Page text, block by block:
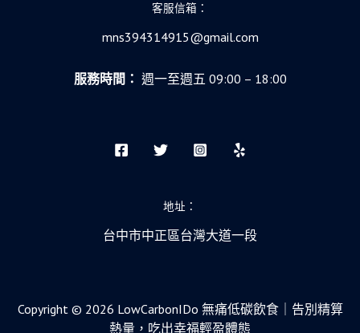
客服信箱：
mns394314915@gmail.com
服務時間： 週一至週五 09:00 – 18:00
地址：
台中市中正區台灣大道一段
Copyright © 2026 LowCarbonIDo 無痛低碳飲食｜告別精算
熱量，吃出幸福輕盈體態